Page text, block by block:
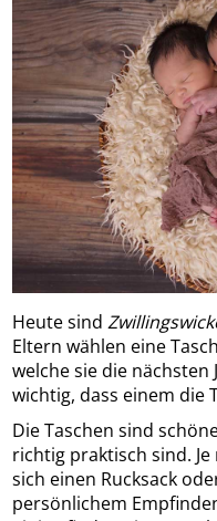
Heute sind
Eltern wählen eine
welche sie die nächsten
wichtig, dass einem die
Die Taschen sind
richtig praktisch sind.
sich einen Rucksack
persönlichem